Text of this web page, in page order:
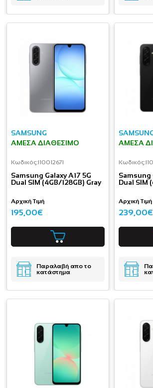
SAMSUNG
ΆΜΕΣΑ ΔΙΑΘΈΣΙΜΟ
Κωδικός:I10012671
Samsung Galaxy A17 5G
Dual SIM (4GB/128GB) Gray
Αρχική Τιμή
195,00€
Παραλαβή απο το
κατάστημα
ΆΜΕΣΑ
Κωδικός:
Samsung
Dual SIM
Αρχική Τιμή
239,00€